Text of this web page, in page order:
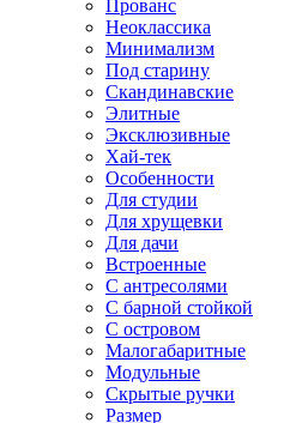
Прованс
Неоклассика
Минимализм
Под старину
Скандинавские
Элитные
Эксклюзивные
Хай-тек
Особенности
Для студии
Для хрущевки
Для дачи
Встроенные
С антресолями
С барной стойкой
С островом
Малогабаритные
Модульные
Скрытые ручки
Размер